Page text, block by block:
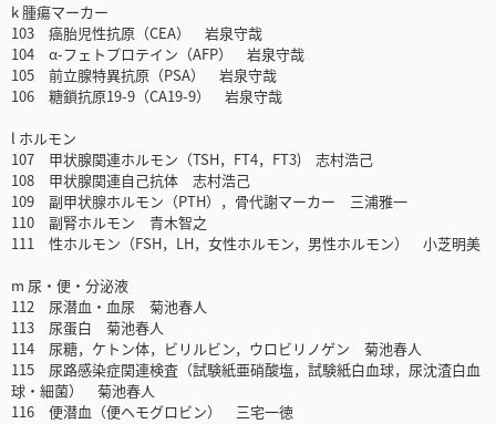
k 腫瘍マーカー
103 癌胎児性抗原（CEA） 岩泉守哉
104 α-フェトプロテイン（AFP） 岩泉守哉
105 前立腺特異抗原（PSA） 岩泉守哉
106 糖鎖抗原19-9（CA19-9） 岩泉守哉
l ホルモン
107 甲状腺関連ホルモン（TSH，FT4，FT3) 志村浩己
108 甲状腺関連自己抗体 志村浩己
109 副甲状腺ホルモン（PTH），骨代謝マーカー 三浦雅一
110 副腎ホルモン 青木智之
111 性ホルモン（FSH，LH，女性ホルモン，男性ホルモン） 小芝明美
m 尿・便・分泌液
112 尿潜血・血尿 菊池春人
113 尿蛋白 菊池春人
114 尿糖，ケトン体，ビリルビン，ウロビリノゲン 菊池春人
115 尿路感染症関連検査（試験紙亜硝酸塩，試験紙白血球，尿沈渣白血
球・細菌） 菊池春人
116 便潜血（便ヘモグロビン） 三宅一徳